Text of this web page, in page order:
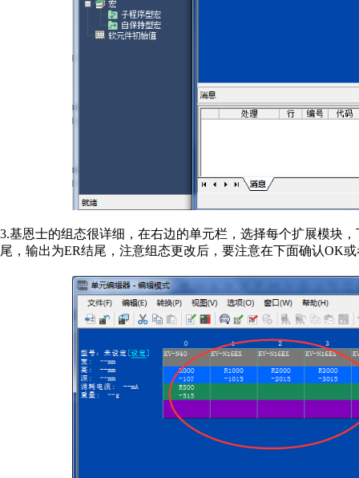
3.基恩士的组态很详细，在右边的单元栏，选择每个扩展模块
尾，输出为ER结尾，注意组态更改后，要注意在下面确认OK